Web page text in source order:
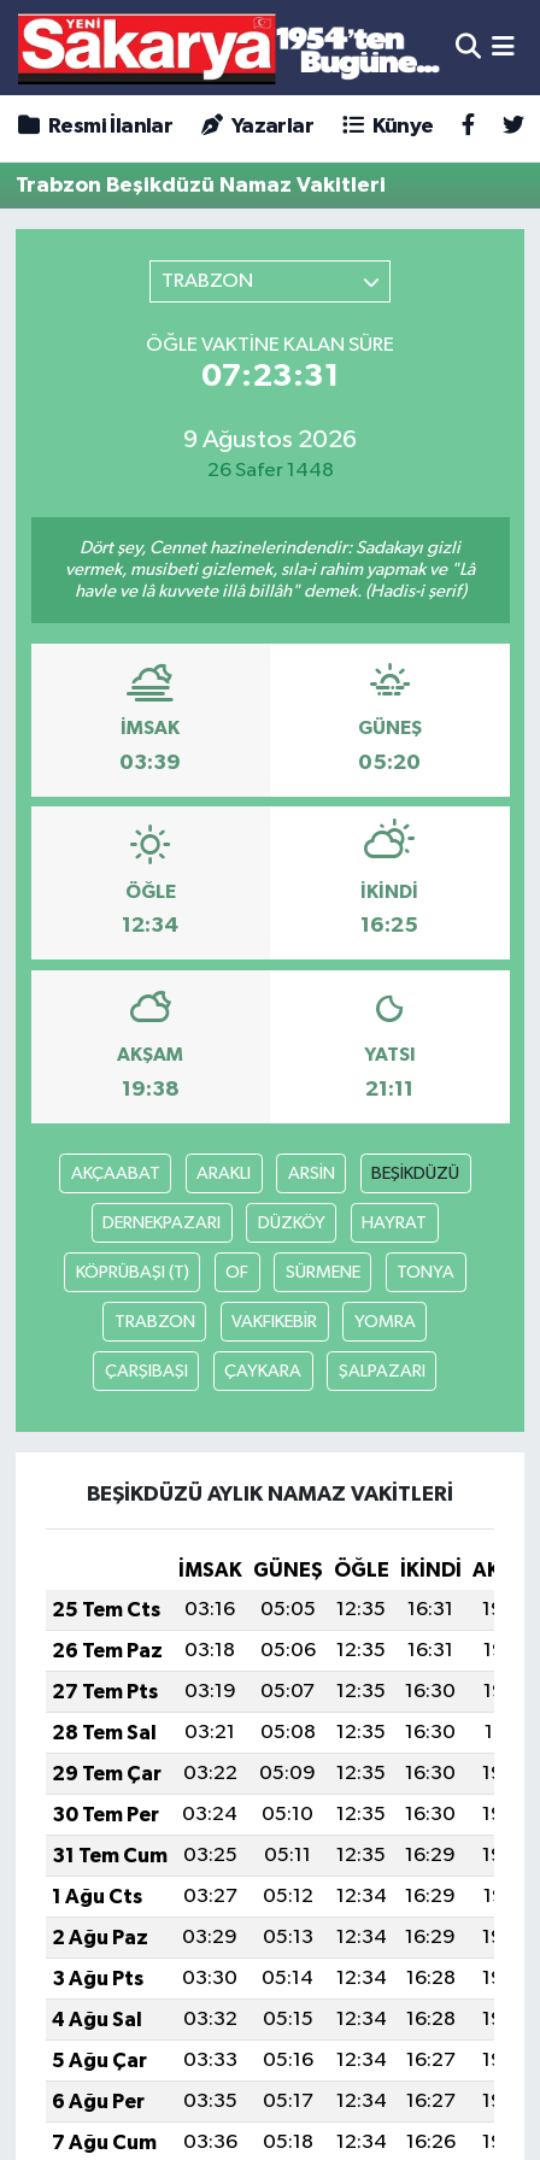
Resmi İlanlar Yazarlar Künye
Trabzon Beşikdüzü Namaz Vakitleri
TRABZON
ÖĞLE VAKTINE KALAN SÜRE
07:23:31
9 Ağustos 2026
26 Safer 1448
Dört şey, Cennet hazinelerindendir: Sadakayı gizli
vermek, musibeti gizlemek, sıla-i rahim yapmak ve "Lâ
havle ve lâ kuvvete illâ billâh" demek. (Hadis-i şerif)
İMSAK
03:39
GÜNEŞ
05:20
ÖĞLE
12:34
İKINDI
16:25
AKŞAM
19:38
YATSI
21:11
AKÇAABAT ARAKLI ARSİN BEŞİKDÜZÜ
DERNEKPAZARI DÜZKÖY HAYRAT
KÖPRÜBAŞI (T) OF SÜRMENE TONYA
TRABZON VAKFIKEBİR YOMRA
ÇARŞIBAŞI ÇAYKARA ŞALPAZARI
BEŞİKDÜZÜ AYLIK NAMAZ VAKITLERI
İMSAK GÜNEŞ ÖĞLE İKINDI
25 Tem Cts
03:16 05:05 12:35 16:31
19:54
26 Tem Paz
03:18 05:06 12:35 16:31
19:53
27 Tem Pts
03:19 05:07 12:35 16:30
19:52
28 Tem Sal
03:21 05:08 12:35 16:30
19:51
29 Tem Çar
03:22 05:09 12:35 16:30
19:50
30 Tem Per
03:24 05:10 12:35 16:30
19:49
31 Tem Cum
03:25 05:11 12:35 16:29
19:48
1 Ağu Cts
03:27 05:12 12:34 16:29
19:47
2 Ağu Paz
03:29 05:13 12:34 16:29
19:46
3 Ağu Pts
03:30 05:14 12:34 16:28
19:45
4 Ağu Sal
03:32 05:15 12:34 16:28
19:44
5 Ağu Çar
03:33 05:16 12:34 16:27
19:43
6 Ağu Per
03:35 05:17 12:34 16:27
19:42
7 Ağu Cum
03:36 05:18 12:34 16:26 19:40